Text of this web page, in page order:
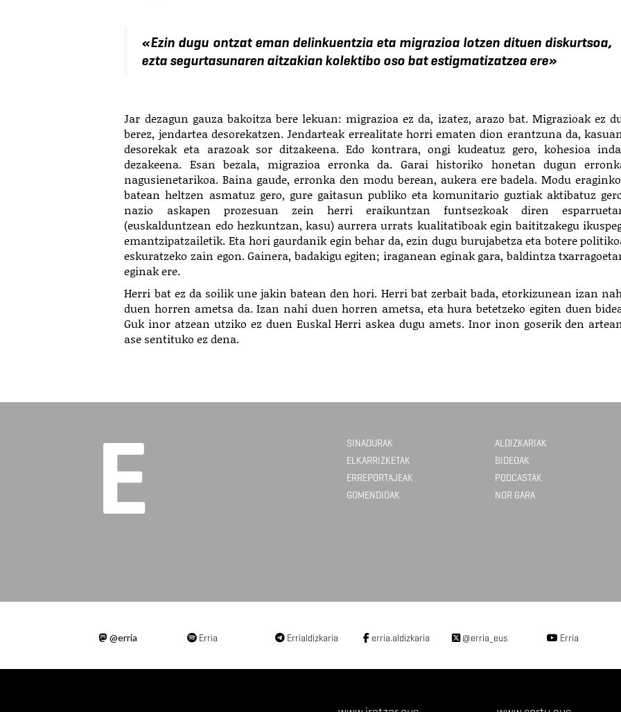
«Ezin dugu ontzat eman delinkuentzia eta migrazioa lotzen dituen diskurtsoa,
ezta segurtasunaren aitzakian kolektibo oso bat estigmatizatzea ere»
Jar dezagun gauza bakoitza bere lekuan: migrazioa ez da, izatez, arazo bat. Migrazioak ez
berez, jendartea desorekatzen. Jendarteak errealitate horri ematen dion erantzuna da,
desorekak eta arazoak sor ditzakeena. Edo kontrara, ongi kudeatuz gero, kohesioa
dezakeena. Esan bezala, migrazioa erronka da. Garai historiko honetan dugun
nagusienetarikoa. Baina gaude, erronka den modu berean, aukera ere badela. Modu
batean heltzen asmatuz gero, gure gaitasun publiko eta komunitario guztiak aktibatuz
nazio askapen prozesuan zein herri eraikuntzan funtsezkoak diren
(euskalduntzean edo hezkuntzan, kasu) aurrera urrats kualitatiboak egin baititzakegu
emantzipatzailetik. Eta hori gaurdanik egin behar da, ezin dugu burujabetza eta botere
eskuratzeko zain egon. Gainera, badakigu egiten; iraganean eginak gara, baldintza
eginak ere.
Herri bat ez da soilik une jakin batean den hori. Herri bat zerbait bada, etorkizunean izan
duen horren ametsa da. Izan nahi duen horren ametsa, eta hura betetzeko egiten duen
Guk inor atzean utziko ez duen Euskal Herri askea dugu amets. Inor inon goserik den
ase sentituko ez dena.
SINADURAK
ELKARRIZKETAK
ERREPORTAJEAK
GOMENDIOAK
ALDIZKARIAK
BIDEOAK
PODCASTAK
NOR GARA
@erria Erria Errialdizkaria erria.aldizkaria @erria_eus Erria